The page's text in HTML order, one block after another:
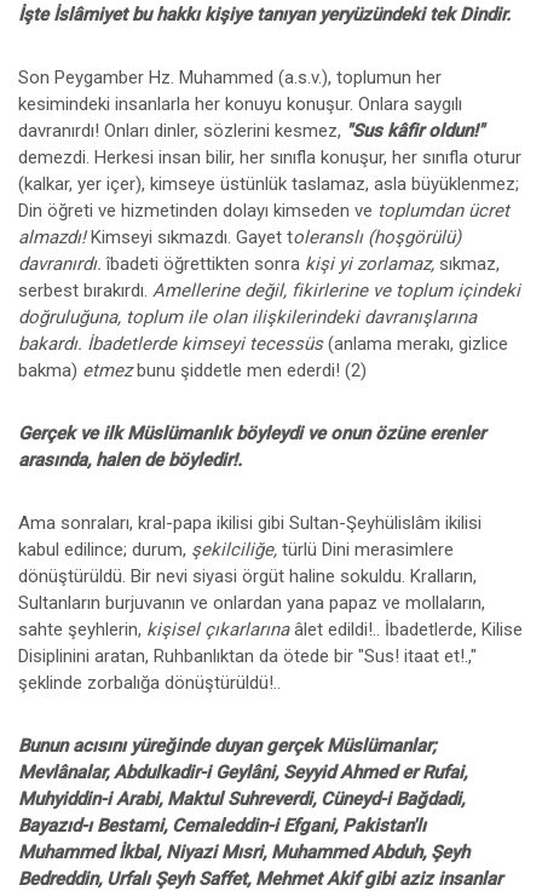
İşte İslâmiyet bu hakkı kişiye tanıyan yeryüzündeki tek Dindir.
Son Peygamber Hz. Muhammed (a.s.v.), toplumun her
kesimindeki insanlarla her konuyu konuşur. Onlara saygılı
davranırdı! Onları dinler, sözlerini kesmez, "Sus kâfir oldun!"
demezdi. Herkesi insan bilir, her sınıfla konuşur, her sınıfla oturur
(kalkar, yer içer), kimseye üstünlük taslamaz, asla büyüklenmez;
Din öğreti ve hizmetinden dolayı kimseden ve toplumdan ücret
almazdı!Kimseyi sıkmazdı. Gayet toleranslı (hoşgörülü)
davranırdı. îbadeti öğrettikten sonra kişi yi zorlamaz, sıkmaz,
serbest bırakırdı. Amellerine değil, fikirlerine ve toplum içindeki
doğruluğuna, toplum ile olan ilişkilerindeki davranışlarına
bakardı. İbadetlerde kimseyi tecessüs(anlama merakı, gizlice
bakma) etmezbunu şiddetle men ederdi! (2)
Gerçek ve ilk Müslümanlık böyleydi ve onun özüne erenler
arasında, halen de böyledir!.
Ama sonraları, kral-papa ikilisi gibi Sultan-Şeyhülislâm ikilisi
kabul edilince; durum, şekilciliğe, türlü Dini merasimlere
dönüştürüldü. Bir nevi siyasi örgüt haline sokuldu. Kralların,
Sultanların burjuvanın ve onlardan yana papaz ve mollaların,
sahte şeyhlerin, kişisel çıkarlarınaâlet edildi!.. İbadetlerde, Kilise
Disiplinini aratan, Ruhbanlıktan da ötede bir "Sus! itaat et!.,"
şeklinde zorbalığa dönüştürüldü!..
Bunun acısını yüreğinde duyan gerçek Müslümanlar;
Mevlânalar, Abdulkadir-i Geylâni, Seyyid Ahmed er Rufai,
Muhyiddin-i Arabi, Maktul Suhreverdi, Cüneyd-i Bağdadi,
Bayazıd-ı Bestami, Cemaleddin-i Efgani, Pakistan'lı
Muhammed İkbal, Niyazi Mısri, Muhammed Abduh, Şeyh
Bedreddin, Urfalı Şeyh Saffet, Mehmet Akif gibi aziz insanlar